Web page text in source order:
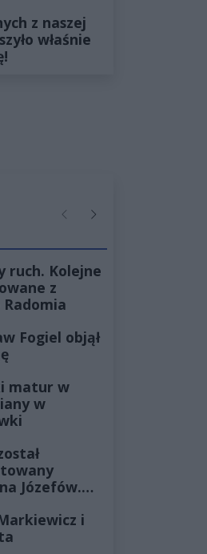
z naszej
właśnie
PoprzednieNastępne
ruch. Kolejne
z
Fogiel objął
matur w
w
Józefów.
i